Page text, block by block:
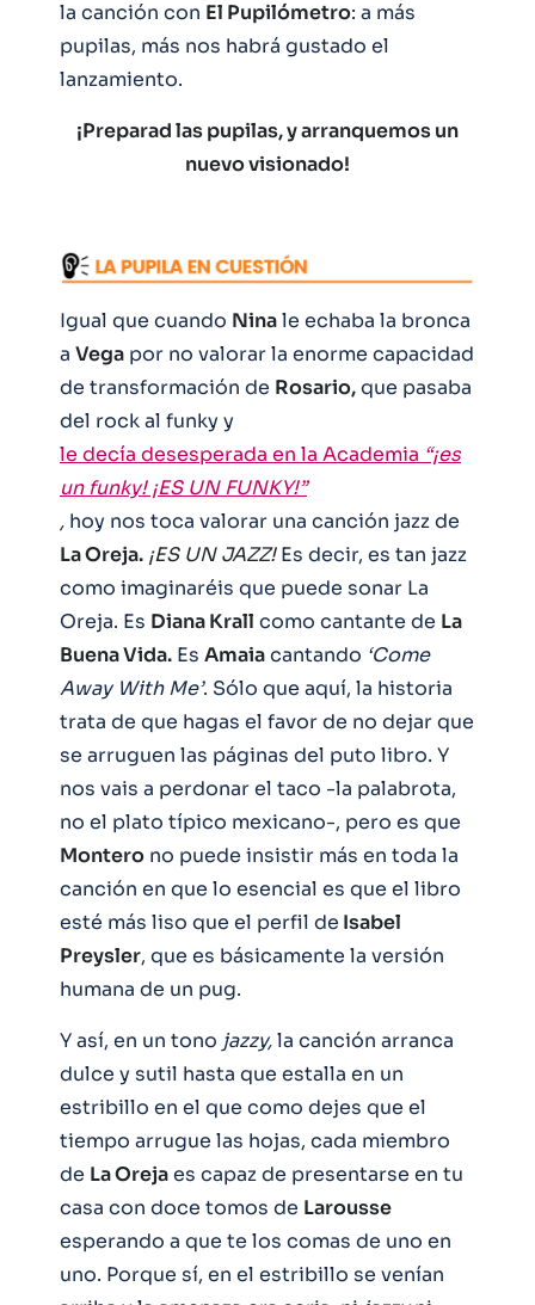
la canción con El Pupilómetro: a más
pupilas, más nos habrá gustado el
lanzamiento.
¡Preparad las pupilas, y arranquemos un
nuevo visionado!
Igual que cuando Ninale echaba la bronca
a Vega por no valorar la enorme capacidad
de transformación de Rosario,que pasaba
del rock al funky y
le decía desesperada en la Academia “¡es
un funky! ¡ES UN FUNKY!”
, hoy nos toca valorar una canción jazz de
La Oreja. ¡ES UN JAZZ!Es decir, es tan jazz
como imaginaréis que puede sonar La
Oreja. Es Diana Krall como cantante de La
Buena Vida. Es Amaiacantando ‘Come
Away With Me’. Sólo que aquí, la historia
trata de que hagas el favor de no dejar que
se arruguen las páginas del puto libro. Y
nos vais a perdonar el taco -la palabrota,
no el plato típico mexicano-, pero es que
Montero no puede insistir más en toda la
canción en que lo esencial es que el libro
esté más liso que el perfil de Isabel
Preysler, que es básicamente la versión
humana de un pug.
Y así, en un tono jazzy,la canción arranca
dulce y sutil hasta que estalla en un
estribillo en el que como dejes que el
tiempo arrugue las hojas, cada miembro
de La Orejaes capaz de presentarse en tu
casa con doce tomos de Larousse
esperando a que te los comas de uno en
uno. Porque sí, en el estribillo se venían